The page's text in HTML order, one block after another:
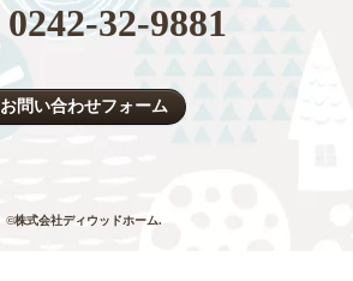
0242-32-9881
お問い合わせフォーム
©株式会社ディウッドホーム.